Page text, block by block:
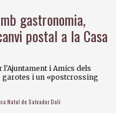
gastronomia,
postal a la Casa
i Amics dels
garotes i un «postcrossing
Natal de Salvador Dalí